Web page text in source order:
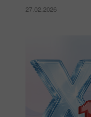
27.02.2026